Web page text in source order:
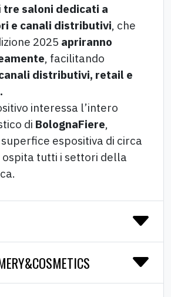
tre saloni dedicati a
e canali distributivi, che
2025 apriranno
, facilitando
distributivi, retail e
interessa l’intero
di BolognaFiere,
espositiva di circa
ospita tutti i settori della